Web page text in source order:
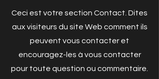
Ceci est votre section Contact. Dites
aux visiteurs du site Web comment ils
peuvent vous contacter et
encouragez-les à vous contacter
pour toute question ou commentaire.